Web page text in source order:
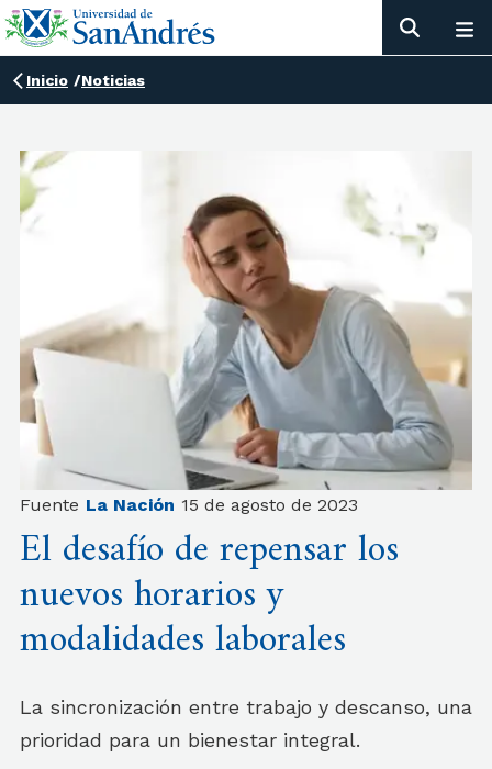
Inicio /Noticias
Fuente La Nación 15 de agosto de 2023
El desafío de repensar los
nuevos horarios y
modalidades laborales
La sincronización entre trabajo y descanso, una
prioridad para un bienestar integral.